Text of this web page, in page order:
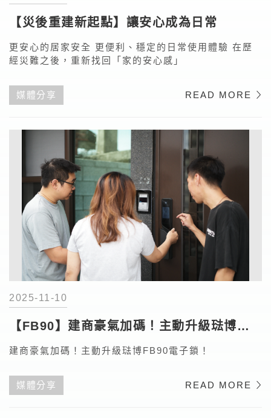
【災後重建新起點】讓安心成為日常
更安心的居家安全 更便利、穩定的日常使用體驗 在歷
經災難之後，重新找回「家的安心感」
媒體分享 READ MORE
2025-11-10
【FB90】建商豪氣加碼！主動升級琺博電
子鎖！
建商豪氣加碼！主動升級琺博FB90電子鎖！
媒體分享 READ MORE